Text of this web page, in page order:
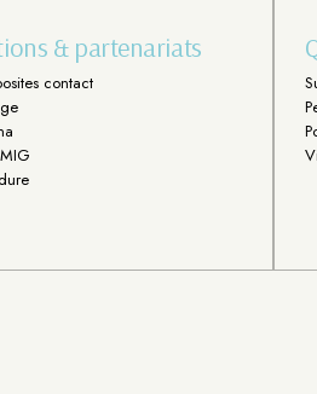
& partenariats
contact